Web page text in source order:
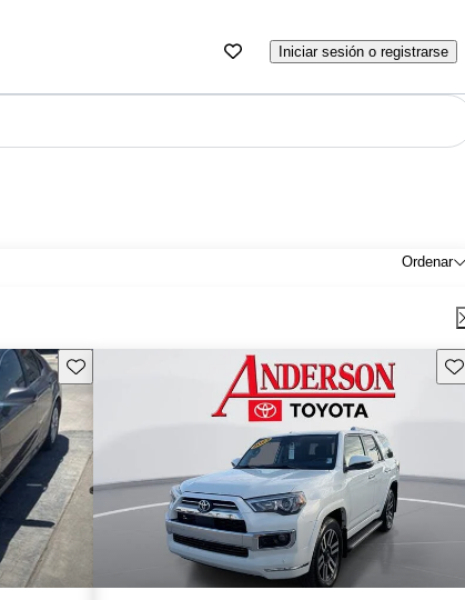
Iniciar sesión o registrarse
Ordenar
Guarda este Aviso